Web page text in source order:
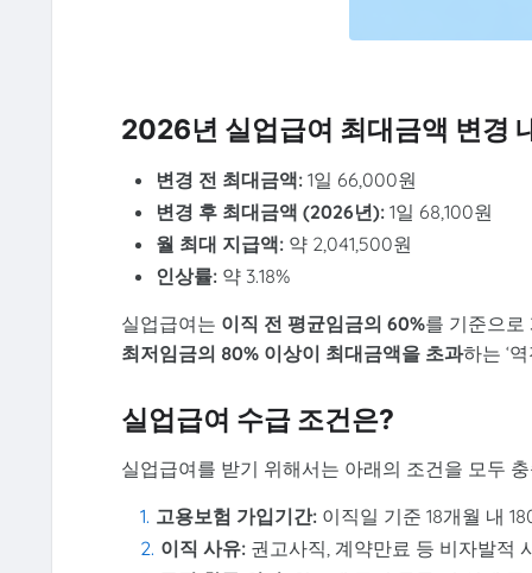
2026년 실업급여 최대금액 변경
변경 전 최대금액: 1일 66,000원
변경 후 최대금액 (2026년): 1일 68,100원
월 최대 지급액: 약 2,041,500원
인상률: 약 3.18%
실업급여는 이직 전 평균임금의 60%를 기준으로
최저임금의 80% 이상이 최대금액을 초과하는 ‘
실업급여 수급 조건은?
실업급여를 받기 위해서는 아래의 조건을 모두
고용보험 가입기간:이직일 기준 18개월 내
이직 사유:권고사직, 계약만료 등 비자발적